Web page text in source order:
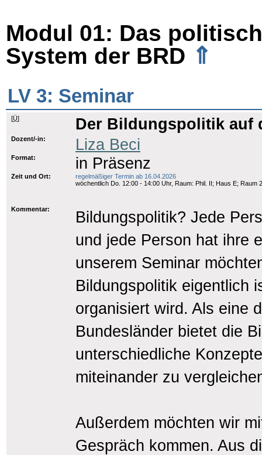
Modul 01: Das
System der BRD ⇑
LV 3: Seminar
[Ü] Der Bildungspolitik auf
Dozent/-in: Liza Beci
Format: in Präsenz
Zeit und Ort:
regelmäßiger Termin ab 16.04.2026
wöchentlich Do. 12:00 - 14:00 Uhr, Raum: Phil. II; Haus E; Raum
Kommentar:
Bildungspolitik? Jede
und jede Person hat ihre
unserem Seminar
Bildungspolitik eigentlich
organisiert wird. Als eine
Bundesländer bietet die
unterschiedliche
miteinander zu
Außerdem möchten wir
Gespräch kommen. Aus